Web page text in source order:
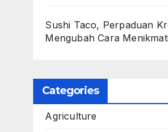
Sushi Taco, Perpaduan
Mengubah Cara
Categories
Agriculture